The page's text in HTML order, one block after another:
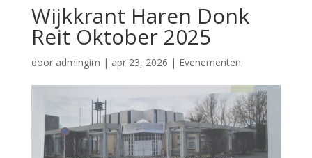
Wijkkrant Haren Donk
Reit Oktober 2025
door admingim | apr 23, 2026 | Evenementen